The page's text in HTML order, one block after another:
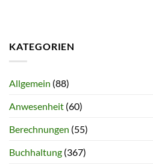
KATEGORIEN
Allgemein (88)
Anwesenheit (60)
Berechnungen (55)
Buchhaltung (367)